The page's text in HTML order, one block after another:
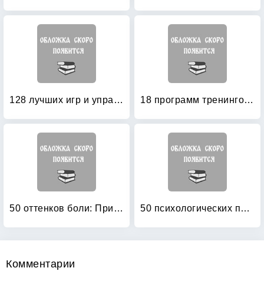
128 лучших игр и упражнений для любого тренинга 18 программ тренингов: руководство для профессионалов
50 оттенков боли: Природа женской покорности 50 психологических приемов, которые обязан знать каждый психолог — практик: Сердце разума
Комментарии